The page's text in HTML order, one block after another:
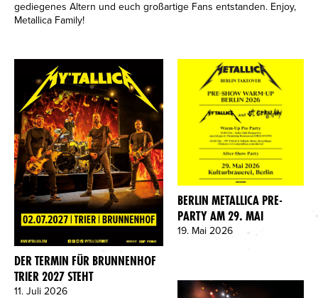
gediegenes Altern und euch großartige Fans entstanden. Enjoy,
Metallica Family!
DER TERMIN FÜR BRUNNENHOF
TRIER 2027 STEHT
11. Juli 2026
BERLIN METALLICA PRE-
PARTY AM 29. MAI
19. Mai 2026